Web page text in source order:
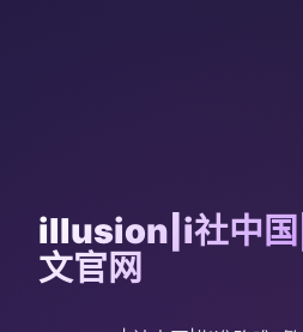
illusion|i社中国
文官网